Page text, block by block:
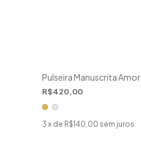
Pulseira Manuscrita Amor
R$420,00
3 x de R$140,00 sem juros